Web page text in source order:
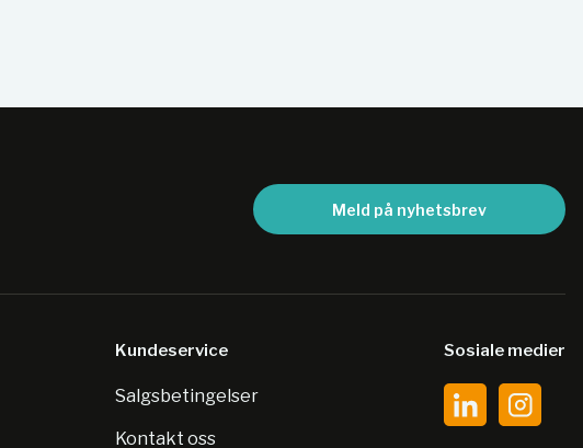
Meld på nyhetsbrev
Kundeservice
Salgsbetingelser
Kontakt oss
Sosiale medier